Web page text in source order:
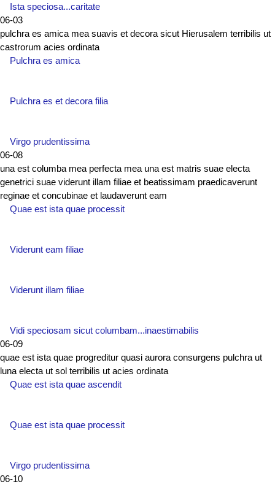
Ista speciosa...caritate
06-03
pulchra es amica mea suavis et decora sicut Hierusalem terribilis ut
castrorum acies ordinata
Pulchra es amica
Pulchra es et decora filia
Virgo prudentissima
06-08
una est columba mea perfecta mea una est matris suae electa
genetrici suae viderunt illam filiae et beatissimam praedicaverunt
reginae et concubinae et laudaverunt eam
Quae est ista quae processit
Viderunt eam filiae
Viderunt illam filiae
Vidi speciosam sicut columbam...inaestimabilis
06-09
quae est ista quae progreditur quasi aurora consurgens pulchra ut
luna electa ut sol terribilis ut acies ordinata
Quae est ista quae ascendit
Quae est ista quae processit
Virgo prudentissima
06-10